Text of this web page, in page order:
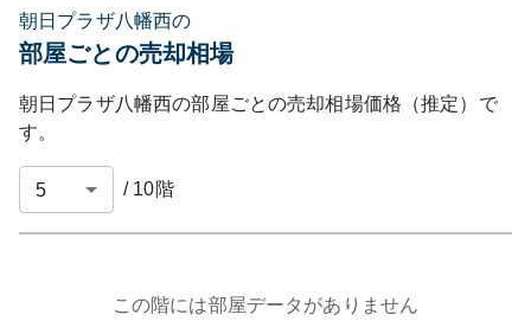
朝日プラザ八幡西の
部屋ごとの売却相場
朝日プラザ八幡西の部屋ごとの売却相場価格（推定）で
す。
/ 10階
この階には部屋データがありません